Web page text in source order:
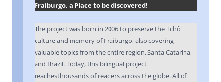
Fraiburgo, a Place to be discovered!
The project was born in 2006 to preserve the Tchô
culture and memory of Fraiburgo, also covering
valuable topics from the entire region, Santa Catarina,
and Brazil. Today, this bilingual project
reachesthousands of readers across the globe. All of